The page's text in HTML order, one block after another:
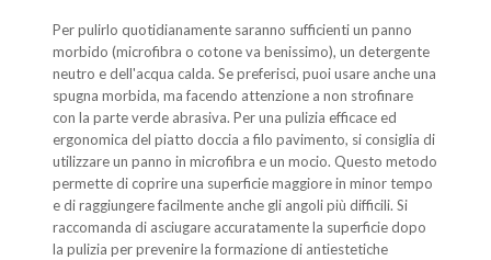
Per pulirlo quotidianamente saranno sufficienti un panno
morbido (microfibra o cotone va benissimo), un detergente
neutro e dell'acqua calda. Se preferisci, puoi usare anche una
spugna morbida, ma facendo attenzione a non strofinare
con la parte verde abrasiva. Per una pulizia efficace ed
ergonomica del piatto doccia a filo pavimento, si consiglia di
utilizzare un panno in microfibra e un mocio. Questo metodo
permette di coprire una superficie maggiore in minor tempo
e di raggiungere facilmente anche gli angoli più difficili. Si
raccomanda di asciugare accuratamente la superficie dopo
la pulizia per prevenire la formazione di antiestetiche